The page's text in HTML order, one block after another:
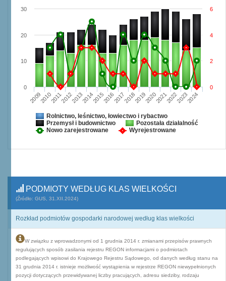
2009201020112012201320142015201620172018201920202021202220232024
0
10
20
30
0
2
4
6
Rolnictwo, leśnictwo, łowiectwo i rybactwo
Przemysł i budownictwo
Pozostała działalność
Nowo zarejestrowane
Wyrejestrowane
PODMIOTY WEDŁUG KLAS WIELKOŚCI
(Źródło: GUS, 31.XII.2024)
Rozkład podmiotów gospodarki narodowej według klas wielkości
W związku z wprowadzonymi od 1 grudnia 2014 r. zmianami przepisów prawnych
regulujących sposób zasilania rejestru REGON informacjami o podmiotach
podlegających wpisowi do Krajowego Rejestru Sądowego, od danych według stanu na
31 grudnia 2014 r. istnieje możliwość wystąpienia w rejestrze REGON niewypełnionych
pozycji dotyczących przewidywanej liczby pracujących, adresu siedziby, rodzaju